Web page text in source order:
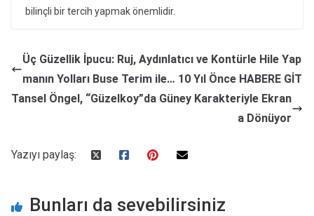
bilinçli bir tercih yapmak önemlidir.
Üç Güzellik İpucu: Ruj, Aydınlatıcı ve Kontürle Hile Yap
manın Yolları Buse Terim ile… 10 Yıl Önce HABERE GİT
Tansel Öngel, “Güzelkoy”da Güney Karakteriyle Ekran
a Dönüyor
Yazıyı paylaş:
Bunları da sevebilirsiniz